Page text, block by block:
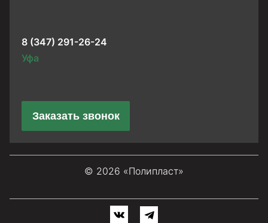
8 (347) 291-26-24
Уфа
Заказать звонок
© 2026 «Полипласт»